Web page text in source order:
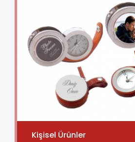
Kişisel Ürünler